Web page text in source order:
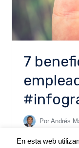
7
Por Andrés
En esta web